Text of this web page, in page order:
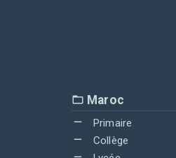
Maroc
Primaire
Collège